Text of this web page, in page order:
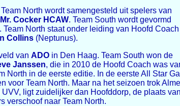
North wordt samengesteld uit spelers van
Mr. Cocker HCAW. Team South wordt gevormd
. Team North staat onder leiding van Hoofd Coach
Collins (Neptunus).
van ADO in Den Haag. Team South won de
Janssen, die in 2010 de Hoofd Coach was
North in de eerste editie. In de eerste All Star
voor Team North. Maar na het seizoen trok
ligt zuidelijker dan Hoofddorp, de plaats
verschoof naar Team North.